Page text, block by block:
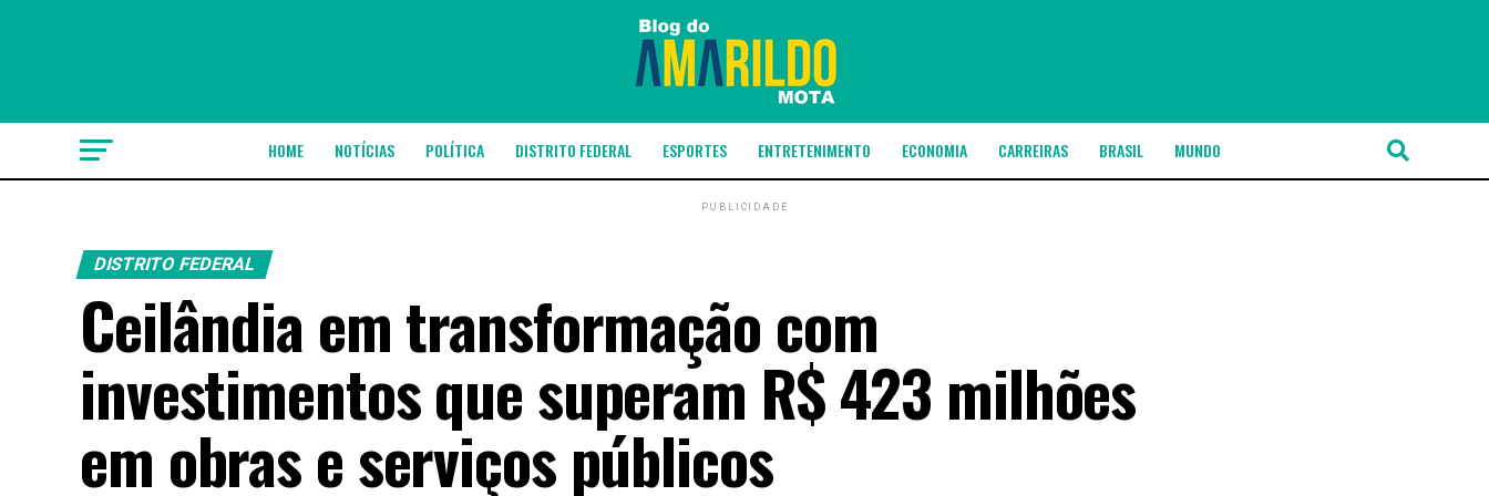
HOME NOTÍCIAS POLÍTICA DISTRITO FEDERAL ESPORTES ENTRETENIMENTO ECONOMIA CARREIRAS BRASIL MUNDO
PUBLICIDADE
DISTRITO FEDERAL
Ceilândia em transformação com
investimentos que superam R$ 423 milhões
em obras e serviços públicos